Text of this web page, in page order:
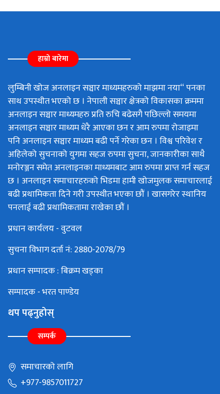
हाम्रो बारेमा
लुम्बिनी खोज अनलाइन सञ्चार माध्यमहरुको माझमा नया“ पनका
साथ उपस्थीत भएको छ । नेपाली सञ्चार क्षेत्रको विकासका क्रममा
अनलाइन सञ्चार माध्यमहरु प्रति रुचि बढेसगै पछिल्लो समयमा
अनलाइन सञ्चार माध्यम धेरै आएका छन र आम रुपमा रोजाइमा
पनि अनलाइन सञ्चार माध्यम बढी पर्ने गरेका छन । विश्व परिवेश र
अहिलेको सुचनाको युगमा सहज रुपमा सुचना, जानकारीका साथै
मनोरञ्जन समेत अनलाइनका माध्यमबाट आम रुपमा प्राप्त गर्न सहज
छ । अनलाइन समाचारहरुको भिडमा हामी खोजमुलक समाचारलाई
बढी प्रथामिकता दिने गरी उपस्थीत भएका छौं । खासगरेर स्थानिय
पनलाई बढी प्रथामिकतामा राखेका छौं ।
प्रधान कार्यलय - वुटवल
सुचना विभाग दर्ता नं: 2880-2078/79
प्रधान सम्पादक : बिक्रम खड्का
सम्पादक - भरत पाण्डेय
थप पढ्नुहोस्
सम्पर्क
समाचारको लागि
+977-9857011727